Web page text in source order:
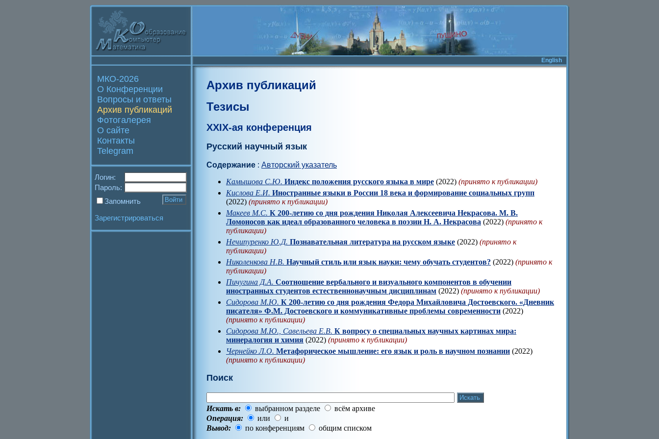
English
МКО-2026
О Конференции
Вопросы и ответы
Архив публикаций
Фотогалерея
О сайте
Контакты
Telegram
Логин:
Пароль:
Запомнить
Зарегистрироваться
Архив публикаций
Тезисы
XXIX-ая конференция
Русский научный язык
Содержание : Авторский указатель
Камышова С.Ю. Индекс положения русского языка в мире (2022) (принято к публикации)
Кислова Е.И. Иностранные языки в России 18 века и формирование социальных групп
(2022) (принято к публикации)
Макеев М.С. К 200-летию со дня рождения Николая Алексеевича Некрасова. М. В.
Ломоносов как идеал образованного человека в поэзии Н. А. Некрасова (2022) (принято к
публикации)
Нечипуренко Ю.Д. Познавательная литература на русском языке (2022) (принято к
публикации)
Николенкова Н.В. Научный стиль или язык науки: чему обучать студентов? (2022) (принято к
публикации)
Пичугина Д.А. Соотношение вербального и визуального компонентов в обучении
иностранных студентов естественнонаучным дисциплинам (2022) (принято к публикации)
Сидорова М.Ю. К 200-летию со дня рождения Федора Михайловича Достоевского. «Дневник
писателя» Ф.М. Достоевского и коммуникативные проблемы современности (2022)
(принято к публикации)
Сидорова М.Ю., Савельева Е.В. К вопросу о специальных научных картинах мира:
минералогия и химия (2022) (принято к публикации)
Чернейко Л.О. Метафорическое мышление: его язык и роль в научном познании (2022)
(принято к публикации)
Поиск
Искать в: выбранном разделе
всём архиве
Операция:
или
и
Вывод:
по конференциям общим списком